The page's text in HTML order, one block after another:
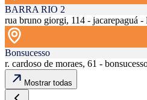
BARRA RIO 2
rua bruno giorgi, 114 - jacarepaguá -
Bonsucesso
r. cardoso de moraes, 61 -
Mostrar todas